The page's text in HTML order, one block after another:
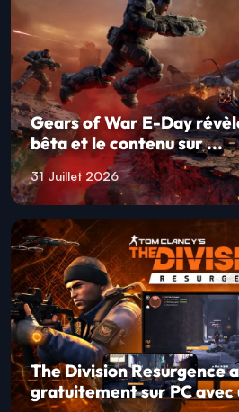
Gears of War E-Day
bêta et le contenu sur ...
31 Juillet 2026
The Division Resurgence
gratuitement sur PC avec